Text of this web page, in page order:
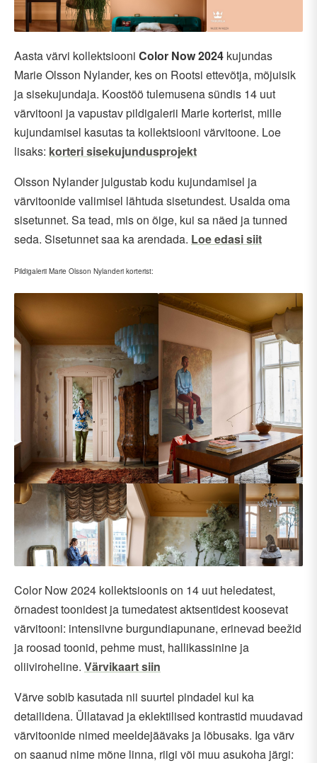
Aasta värvi kollektsiooni Color Now 2024 kujundas
Marie Olsson Nylander, kes on Rootsi ettevõtja, mõjuisik
ja sisekujundaja. Koostöö tulemusena sündis 14 uut
värvitooni ja vapustav pildigalerii Marie korterist, mille
kujundamisel kasutas ta kollektsiooni värvitoone. Loe
lisaks: korteri sisekujundusprojekt
Olsson Nylander julgustab kodu kujundamisel ja
värvitoonide valimisel lähtuda sisetundest. Usalda oma
sisetunnet. Sa tead, mis on õige, kui sa näed ja tunned
seda. Sisetunnet saa ka arendada. Loe edasi siit
Pildigalerii Marie Olsson Nylanderi korterist:
Color Now 2024 kollektsioonis on 14 uut heledatest,
õrnadest toonidest ja tumedatest aktsentidest koosevat
värvitooni: intensiivne burgundiapunane, erinevad beežid
ja roosad toonid, pehme must, hallikassinine ja
oliiviroheline. Värvikaart siin
Värve sobib kasutada nii suurtel pindadel kui ka
detailidena. Üllatavad ja eklektilised kontrastid muudavad
värvitoonide nimed meeldejäävaks ja lõbusaks. Iga värv
on saanud nime mõne linna, riigi või muu asukoha järgi: